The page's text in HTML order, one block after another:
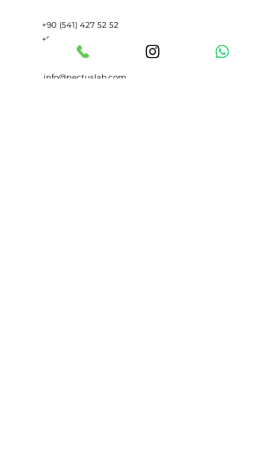
+90 (541) 427 52 52
+90 (541) 171 52 52
info@pectuslab.com